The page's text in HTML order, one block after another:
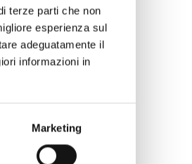
terze parti che non
esperienza sul
adeguatamente il
informazioni in
Marketing